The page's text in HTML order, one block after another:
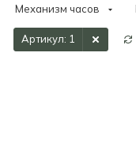
Механизм часов
Артикул: 1